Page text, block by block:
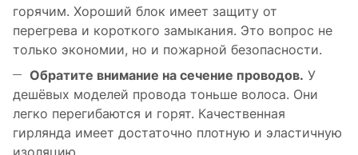
горячим. Хороший блок имеет защиту от
перегрева и короткого замыкания. Это вопрос не
только экономии, но и пожарной безопасности.
Обратите внимание на сечение проводов. У
дешёвых моделей провода тоньше волоса. Они
легко перегибаются и горят. Качественная
гирлянда имеет достаточно плотную и эластичную